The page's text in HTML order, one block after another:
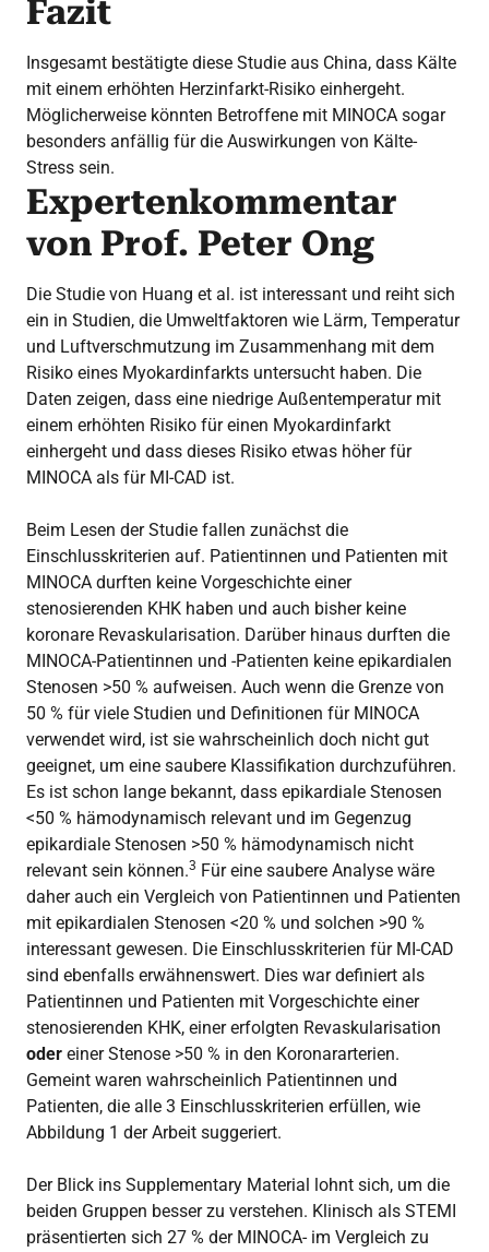
Fazit
Insgesamt bestätigte diese Studie aus China, dass Kälte
mit einem erhöhten Herzinfarkt-Risiko einhergeht.
Möglicherweise könnten Betroffene mit MINOCA sogar
besonders anfällig für die Auswirkungen von Kälte-
Stress sein.
Expertenkommentar
von Prof. Peter Ong
Die Studie von Huang et al. ist interessant und reiht sich
ein in Studien, die Umweltfaktoren wie Lärm, Temperatur
und Luftverschmutzung im Zusammenhang mit dem
Risiko eines Myokardinfarkts untersucht haben. Die
Daten zeigen, dass eine niedrige Außentemperatur mit
einem erhöhten Risiko für einen Myokardinfarkt
einhergeht und dass dieses Risiko etwas höher für
MINOCA als für MI-CAD ist.
Beim Lesen der Studie fallen zunächst die
Einschlusskriterien auf. Patientinnen und Patienten mit
MINOCA durften keine Vorgeschichte einer
stenosierenden KHK haben und auch bisher keine
koronare Revaskularisation. Darüber hinaus durften die
MINOCA-Patientinnen und -Patienten keine epikardialen
Stenosen >50 % aufweisen. Auch wenn die Grenze von
50 % für viele Studien und Definitionen für MINOCA
verwendet wird, ist sie wahrscheinlich doch nicht gut
geeignet, um eine saubere Klassifikation durchzuführen.
Es ist schon lange bekannt, dass epikardiale Stenosen
<50 % hämodynamisch relevant und im Gegenzug
epikardiale Stenosen >50 % hämodynamisch nicht
relevant sein können.3 Für eine saubere Analyse wäre
daher auch ein Vergleich von Patientinnen und Patienten
mit epikardialen Stenosen <20 % und solchen >90 %
interessant gewesen. Die Einschlusskriterien für MI-CAD
sind ebenfalls erwähnenswert. Dies war definiert als
Patientinnen und Patienten mit Vorgeschichte einer
stenosierenden KHK, einer erfolgten Revaskularisation
oder einer Stenose >50 % in den Koronararterien.
Gemeint waren wahrscheinlich Patientinnen und
Patienten, die alle 3 Einschlusskriterien erfüllen, wie
Abbildung 1 der Arbeit suggeriert.
Der Blick ins Supplementary Material lohnt sich, um die
beiden Gruppen besser zu verstehen. Klinisch als STEMI
präsentierten sich 27 % der MINOCA- im Vergleich zu